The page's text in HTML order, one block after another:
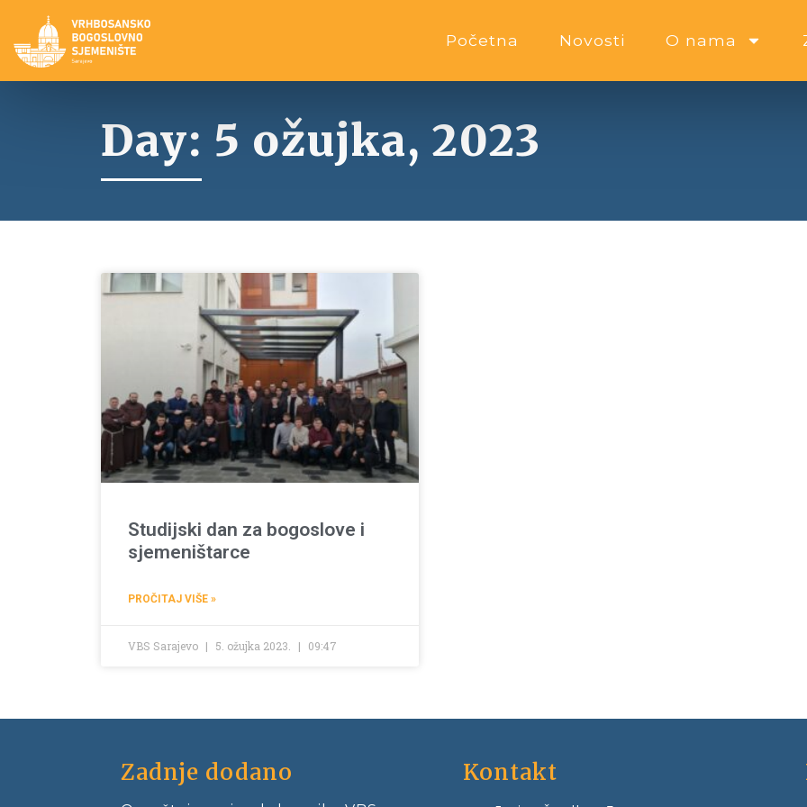
Početna Novosti O nama
Day: 5 ožujka, 2023
Studijski dan za bogoslove i
sjemeništarce
PROČITAJ VIŠE »
VBS Sarajevo 5. ožujka 2023. 09:47
Zadnje dodano Kontakt